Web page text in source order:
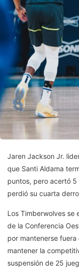
Jaren Jackson Jr.
que Santi Aldama
puntos, pero acertó
perdió su cuarta
Los Timberwolves se
de la Conferencia
por mantenerse
mantener la
suspensión de 25